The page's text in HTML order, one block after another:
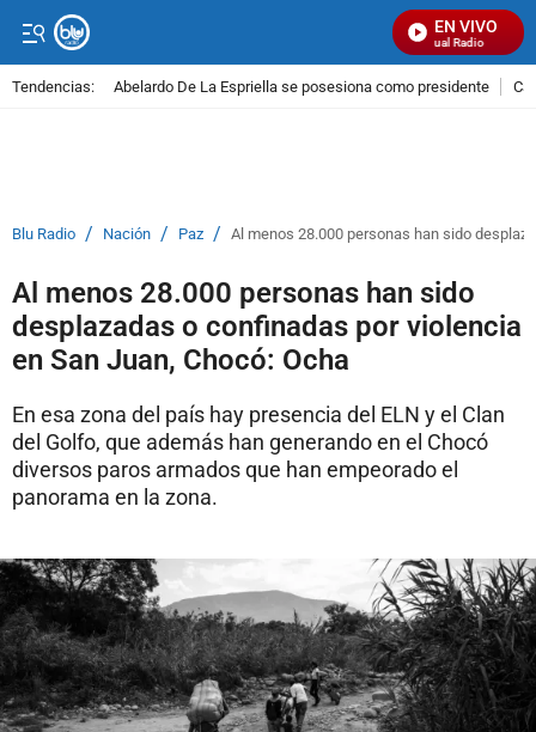
EN VIVO
Señal Visual Radio
Tendencias: Abelardo De La Espriella se posesiona como presidente
Blu Radio / Nación / Paz / Al menos 28.000 personas han sido
Al menos 28.000 personas han sido
desplazadas o confinadas por violencia
en San Juan, Chocó: Ocha
En esa zona del país hay presencia del ELN y el Clan
del Golfo, que además han generando en el Chocó
diversos paros armados que han empeorado el
panorama en la zona.